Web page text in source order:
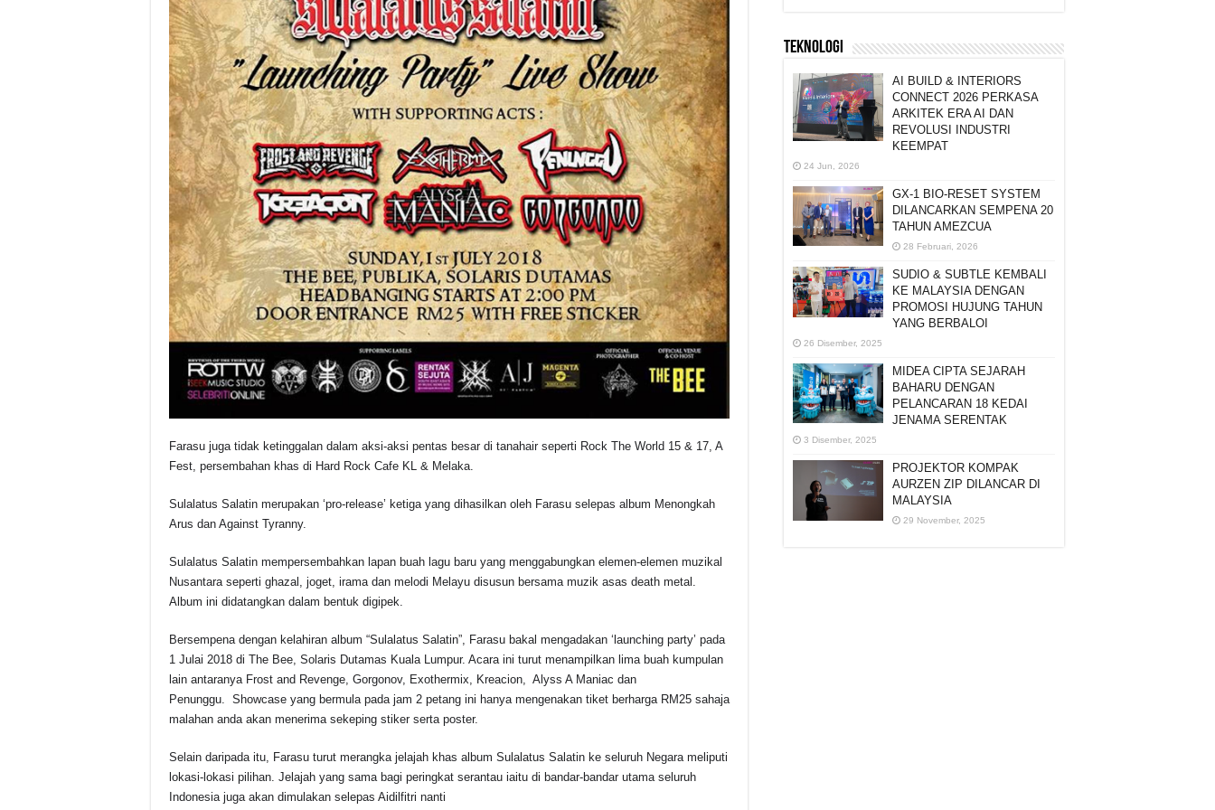
Farasu juga tidak ketinggalan dalam aksi-aksi pentas besar di tanahair seperti Rock The World 15 & 17, A
Fest, persembahan khas di Hard Rock Cafe KL & Melaka.
Sulalatus Salatin merupakan ‘pro-release’ ketiga yang dihasilkan oleh Farasu selepas album Menongkah
Arus dan Against Tyranny.
Sulalatus Salatin mempersembahkan lapan buah lagu baru yang menggabungkan elemen-elemen muzikal
Nusantara seperti ghazal, joget, irama dan melodi Melayu disusun bersama muzik asas death metal.
Album ini didatangkan dalam bentuk digipek.
Bersempena dengan kelahiran album “Sulalatus Salatin”, Farasu bakal mengadakan ‘launching party’ pada
1 Julai 2018 di The Bee, Solaris Dutamas Kuala Lumpur. Acara ini turut menampilkan lima buah kumpulan
lain antaranya Frost and Revenge, Gorgonov, Exothermix, Kreacion, Alyss A Maniac dan
Penunggu. Showcase yang bermula pada jam 2 petang ini hanya mengenakan tiket berharga RM25 sahaja
malahan anda akan menerima sekeping stiker serta poster.
Selain daripada itu, Farasu turut merangka jelajah khas album Sulalatus Salatin ke seluruh Negara meliputi
lokasi-lokasi pilihan. Jelajah yang sama bagi peringkat serantau iaitu di bandar-bandar utama seluruh
Indonesia juga akan dimulakan selepas Aidilfitri nanti
TEKNOLOGI
AI BUILD & INTERIORS
CONNECT 2026 PERKASA
ARKITEK ERA AI DAN
REVOLUSI INDUSTRI
KEEMPAT
24 Jun, 2026
GX-1 BIO-RESET SYSTEM
DILANCARKAN SEMPENA 20
TAHUN AMEZCUA
28 Februari, 2026
SUDIO & SUBTLE KEMBALI
KE MALAYSIA DENGAN
PROMOSI HUJUNG TAHUN
YANG BERBALOI
26 Disember, 2025
MIDEA CIPTA SEJARAH
BAHARU DENGAN
PELANCARAN 18 KEDAI
JENAMA SERENTAK
3 Disember, 2025
PROJEKTOR KOMPAK
AURZEN ZIP DILANCAR DI
MALAYSIA
29 November, 2025